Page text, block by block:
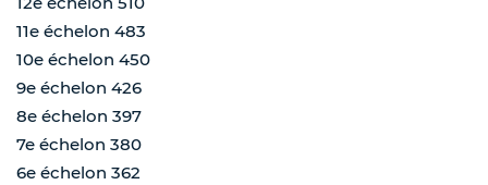
11e échelon 483
10e échelon 450
9e échelon 426
8e échelon 397
7e échelon 380
6e échelon 362